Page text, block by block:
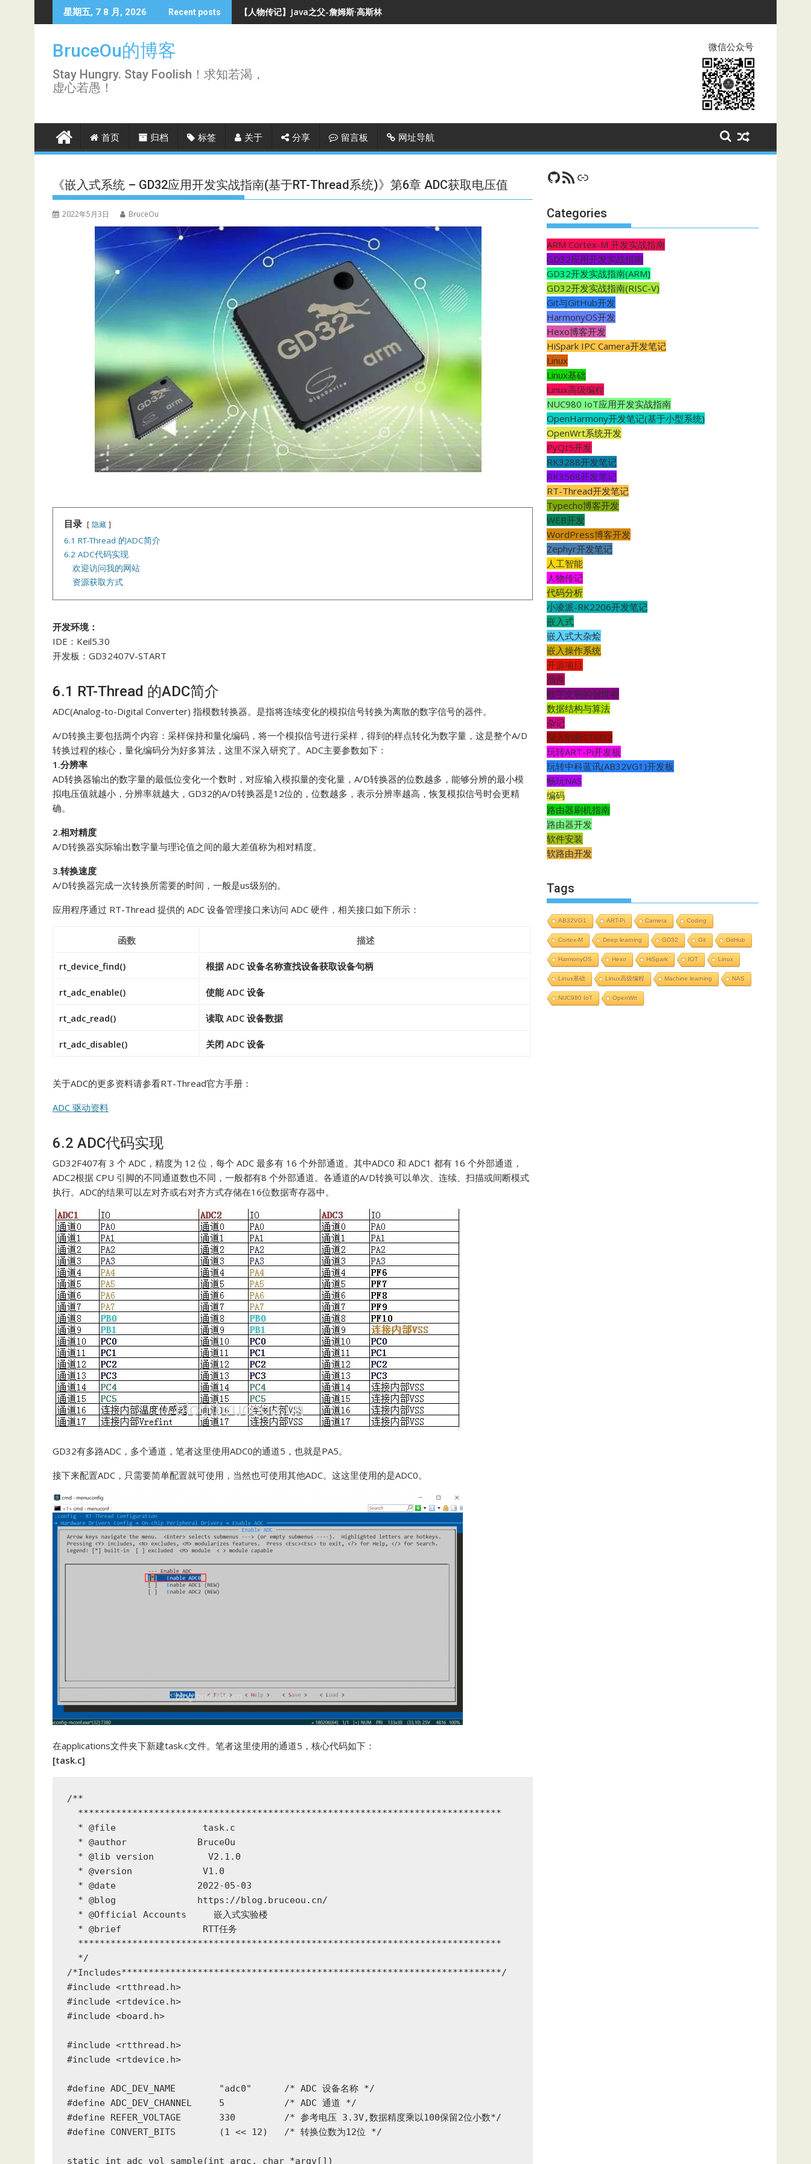
to
星期五, 7 8 月, 2026 Recent posts 【人物传记】Java之父-詹姆斯·高斯林
BruceOu的博客
Stay Hungry. Stay Foolish！求知若渴，
虚心若愚！
微信公众号
首页 归档 标签 关于 分享 留言板 网址导航
《嵌入式系统 – GD32应用开发实战指南(基于RT-Thread系统)》第6章 ADC获取电压值
2022年5月3日 BruceOu
目录 隐藏
6.1 RT-Thread 的ADC简介
6.2 ADC代码实现
欢迎访问我的网站
资源获取方式
开发环境：
IDE：Keil5.30
开发板：GD32407V-START
6.1 RT-Thread 的ADC简介
ADC(Analog-to-Digital Converter) 指模数转换器。是指将连续变化的模拟信号转换为离散的数字信号的器件。
A/D转换主要包括两个内容：采样保持和量化编码，将一个模拟信号进行采样，得到的样点转化为数字量，这是整个A/D
转换过程的核心，量化编码分为好多算法，这里不深入研究了。ADC主要参数如下：
1.分辨率
AD转换器输出的数字量的最低位变化一个数时，对应输入模拟量的变化量，A/D转换器的位数越多，能够分辨的最小模
拟电压值就越小，分辨率就越大，GD32的A/D转换器是12位的，位数越多，表示分辨率越高，恢复模拟信号时会更精
确。
2.相对精度
A/D转换器实际输出数字量与理论值之间的最大差值称为相对精度。
3.转换速度
A/D转换器完成一次转换所需要的时间，一般是us级别的。
应用程序通过 RT-Thread 提供的 ADC 设备管理接口来访问 ADC 硬件，相关接口如下所示：
函数 描述
rt_device_find() 根据 ADC 设备名称查找设备获取设备句柄
rt_adc_enable() 使能 ADC 设备
rt_adc_read() 读取 ADC 设备数据
rt_adc_disable() 关闭 ADC 设备
关于ADC的更多资料请参看RT-Thread官方手册：
ADC 驱动资料
6.2 ADC代码实现
GD32F407有 3 个 ADC，精度为 12 位，每个 ADC 最多有 16 个外部通道。其中ADC0 和 ADC1 都有 16 个外部通道，
ADC2根据 CPU 引脚的不同通道数也不同，一般都有8 个外部通道。各通道的A/D转换可以单次、连续、扫描或间断模式
执行。ADC的结果可以左对齐或右对齐方式存储在16位数据寄存器中。
GD32有多路ADC，多个通道，笔者这里使用ADC0的通道5，也就是PA5。
接下来配置ADC，只需要简单配置就可使用，当然也可使用其他ADC。这这里使用的是ADC0。
在applications文件夹下新建task.c文件。笔者这里使用的通道5，核心代码如下：
[task.c]
/**
  ******************************************************************************
  * @file                task.c
  * @author             BruceOu
  * @lib version          V2.1.0
  * @version             V1.0
  * @date               2022-05-03
  * @blog               https://blog.bruceou.cn/
  * @Official Accounts     嵌入式实验楼
  * @brief               RTT任务
  ******************************************************************************
  */
/*Includes**********************************************************************/
#include <rtthread.h>
#include <rtdevice.h>
#include <board.h>
#include <rtthread.h>
#include <rtdevice.h>
#define ADC_DEV_NAME        "adc0"      /* ADC 设备名称 */
#define ADC_DEV_CHANNEL     5           /* ADC 通道 */
#define REFER_VOLTAGE       330         /* 参考电压 3.3V,数据精度乘以100保留2位小数*/
#define CONVERT_BITS        (1 << 12)   /* 转换位数为12位 */
static int adc_vol_sample(int argc, char *argv[])
GitHub
RSS FeedCSDN
Categories
ARM Cortex-M 开发实战指南
GD32应用开发实战指南
GD32开发实战指南(ARM)
GD32开发实战指南(RISC-V)
Git与GitHub开发
HarmonyOS开发
Hexo博客开发
HiSpark IPC Camera开发笔记
Linux
Linux基础
Linux高级编程
NUC980 IoT应用开发实战指南
OpenHarmony开发笔记(基于小型系统)
OpenWrt系统开发
PyQt5开发
RK3288开发笔记
RK3568开发笔记
RT-Thread开发笔记
Typecho博客开发
WEB开发
WordPress博客开发
Zephyr开发笔记
人工智能
人物传记
代码分析
小凌派-RK2206开发笔记
嵌入式
嵌入式大杂烩
嵌入操作系统
开源项目
插件
数字文明的创世者
数据结构与算法
杂记
深入剖析STM32
玩转ART-Pi开发板
玩转中科蓝讯(AB32VG1)开发板
畅玩NAS
编码
路由器刷机指南
路由器开发
软件安装
软路由开发
Tags
AB32VG1 ART-Pi Camera Coding
Cortex-M Deep learning GD32 Git GitHub
HarmonyOS Hexo HiSpark IOT Linux
Linux基础 Linux高级编程 Machine learning NAS
NUC980 IoT OpenWrt